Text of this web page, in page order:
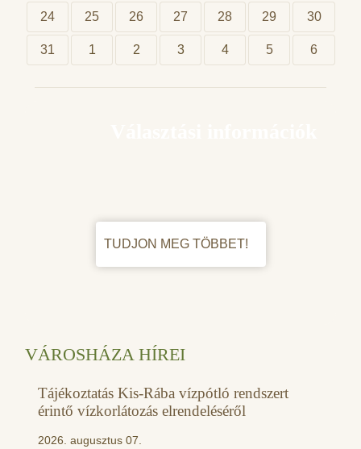
24 25 26 27 28 29 30
31 1 2 3 4 5 6
TUDJON MEG TÖBBET!
VÁROSHÁZA HÍREI
Tájékoztatás Kis-Rába vízpótló rendszert
érintő vízkorlátozás elrendeléséről
2026. augusztus 07.